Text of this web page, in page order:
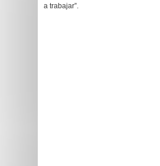
a trabajar”.